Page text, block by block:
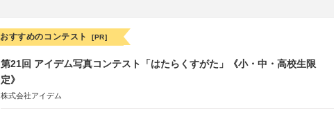
おすすめのコンテスト [PR]
第21回 アイデム写真コンテスト「はたらくすがた」《小・中・高校生限
定》
株式会社アイデム